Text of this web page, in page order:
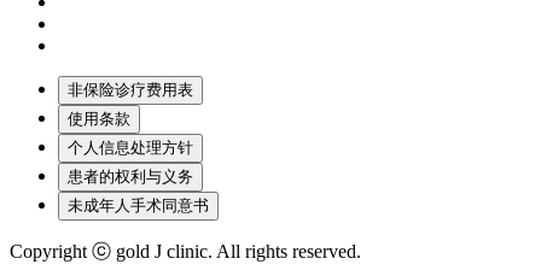
非保险诊疗费用表
使用条款
个人信息处理方针
患者的权利与义务
未成年人手术同意书
Copyright ⓒ gold J clinic. All rights reserved.